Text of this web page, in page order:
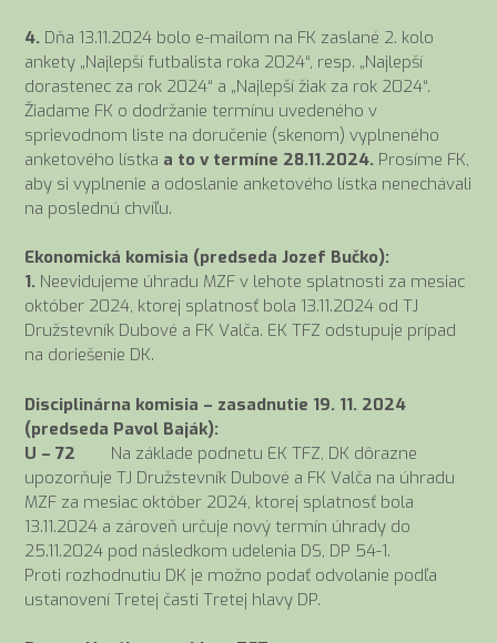
4. Dňa 13.11.2024 bolo e-mailom na FK zaslané 2. kolo
ankety „Najlepší futbalista roka 2024“, resp. „Najlepší
dorastenec za rok 2024“ a „Najlepší žiak za rok 2024“.
Žiadame FK o dodržanie termínu uvedeného v
sprievodnom liste na doručenie (skenom) vyplneného
anketového lístka a to v termíne 28.11.2024. Prosíme FK,
aby si vyplnenie a odoslanie anketového lístka nenechávali
na poslednú chvíľu.
Ekonomická komisia (predseda Jozef Bučko):
1. Neevidujeme úhradu MZF v lehote splatnosti za mesiac
október 2024, ktorej splatnosť bola 13.11.2024 od TJ
Družstevník Dubové a FK Valča. EK TFZ odstupuje prípad
na doriešenie DK.
Disciplinárna komisia – zasadnutie 19. 11. 2024
(predseda Pavol Baják):
U – 72 Na základe podnetu EK TFZ, DK dôrazne
upozorňuje TJ Družstevník Dubové a FK Valča na úhradu
MZF za mesiac október 2024, ktorej splatnosť bola
13.11.2024 a zároveň určuje nový termín úhrady do
25.11.2024 pod následkom udelenia DS, DP 54-1.
Proti rozhodnutiu DK je možno podať odvolanie podľa
ustanovení Tretej časti Tretej hlavy DP.